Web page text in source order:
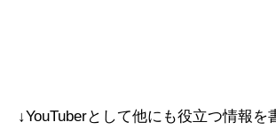
↓YouTuberとして他にも役立つ情報を